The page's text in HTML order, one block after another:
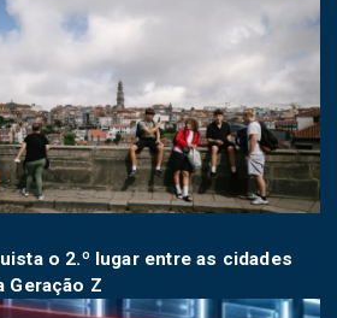
o 2.º lugar entre as cidades
Geração Z